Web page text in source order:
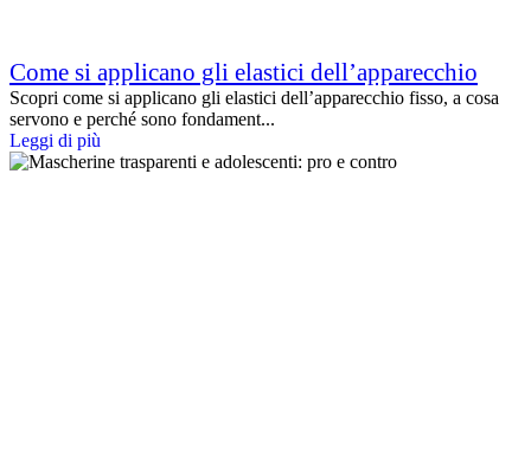
Come si applicano gli elastici dell’apparecchio
Scopri come si applicano gli elastici dell’apparecchio fisso, a cosa
servono e perché sono fondament...
Leggi di più